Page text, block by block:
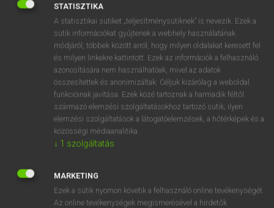
spacewalk fn űrséta
⚲ spacewalkkeresése szótárainkban
DÍJMENTES ANGOL SZÓTÁR
space travel
space traveller
STATISZTIKA
A statisztikai sütiket „teljesítménysütiknek” is nevezik. Ezek a
sütik információkat gyűjtenek a webhely használatának
módjáról, többek között arról, hogy milyen oldalakat keresett fel
és milyen linkekre kattintott. Ezek az információk a felhasználó
azonosítására nem használhatóak, mivel az adatok
összesítettek és anonimizáltak. Céljuk kizárólag a weboldal
funkcióinak javítása. Ezek közé tartoznak a harmadik féltől
származó elemzési szolgáltatásokhoz tartozó sütik; ilyen
elemzési szolgáltatások a látogatóelemzések, a hőtérképek és a
közösségi médiaanalitika.
↓ 1 szolgáltatás
MARKETING
Ezek a sütik nyomon követik a felhasználó online tevékenységét.
Az online tevékenységek megismerésével a hirdetők
k l ű
n m , . AltGr